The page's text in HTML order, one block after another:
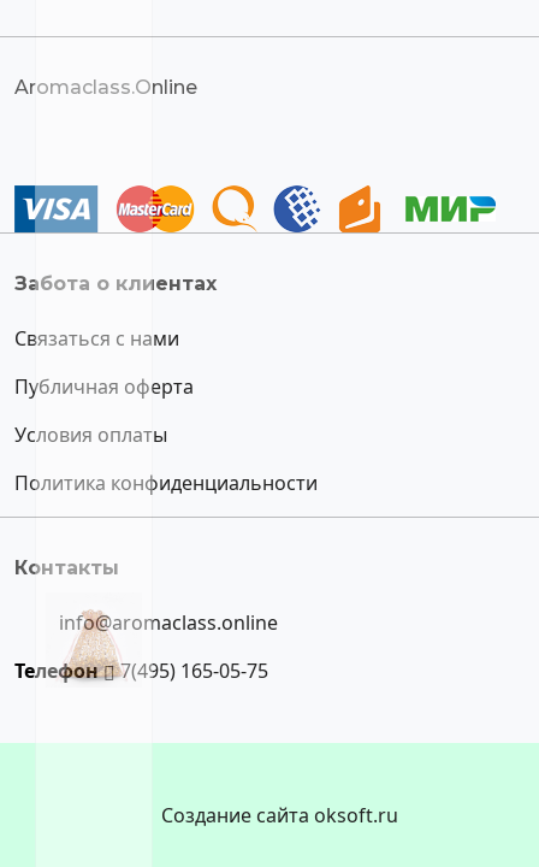
Aromaclass.Online
Забота о клиентах
Связаться с нами
Публичная оферта
Условия оплаты
Политика конфиденциальности
Контакты
info@aromaclass.online
Телефон 7(495) 165-05-75
Создание сайта oksoft.ru